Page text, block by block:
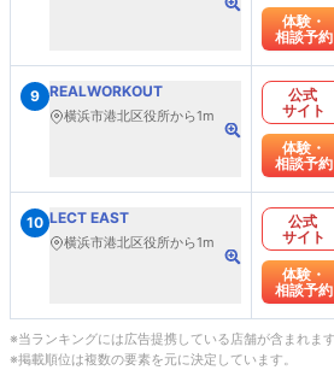
体験・
相談予約
9 REALWORKOUT
横浜市港北区役所から1m
公式
サイト
体験・
相談予約
10 LECT EAST
横浜市港北区役所から1m
公式
サイト
体験・
相談予約
※当ランキングには広告提携している店舗が含まれます
※掲載順位は複数の要素を元に決定しています。